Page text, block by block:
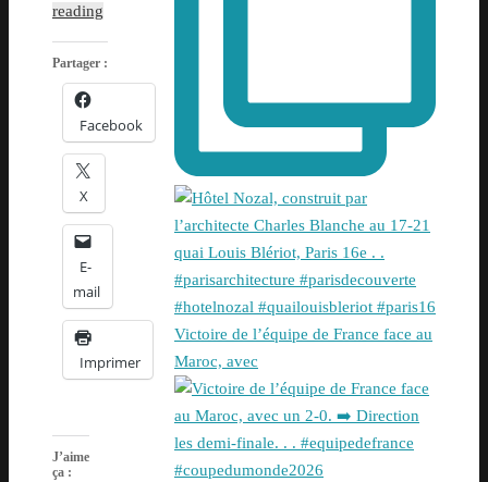
reading
Partager :
Facebook
X
E-
mail
Imprimer
J’aime
ça :
Victoire de l’équipe de France face au
Maroc, avec